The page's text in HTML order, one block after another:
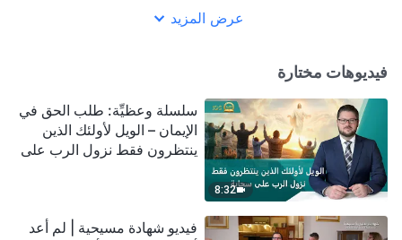
عرض المزيد
فيديوهات مختارة
8:32
سلسلة وعظيِّة: طلب الحق في
الإيمان – الويل لأولئك الذين
ينتظرون فقط نزول الرب على
فيديو شهادة مسيحية | لم أعد